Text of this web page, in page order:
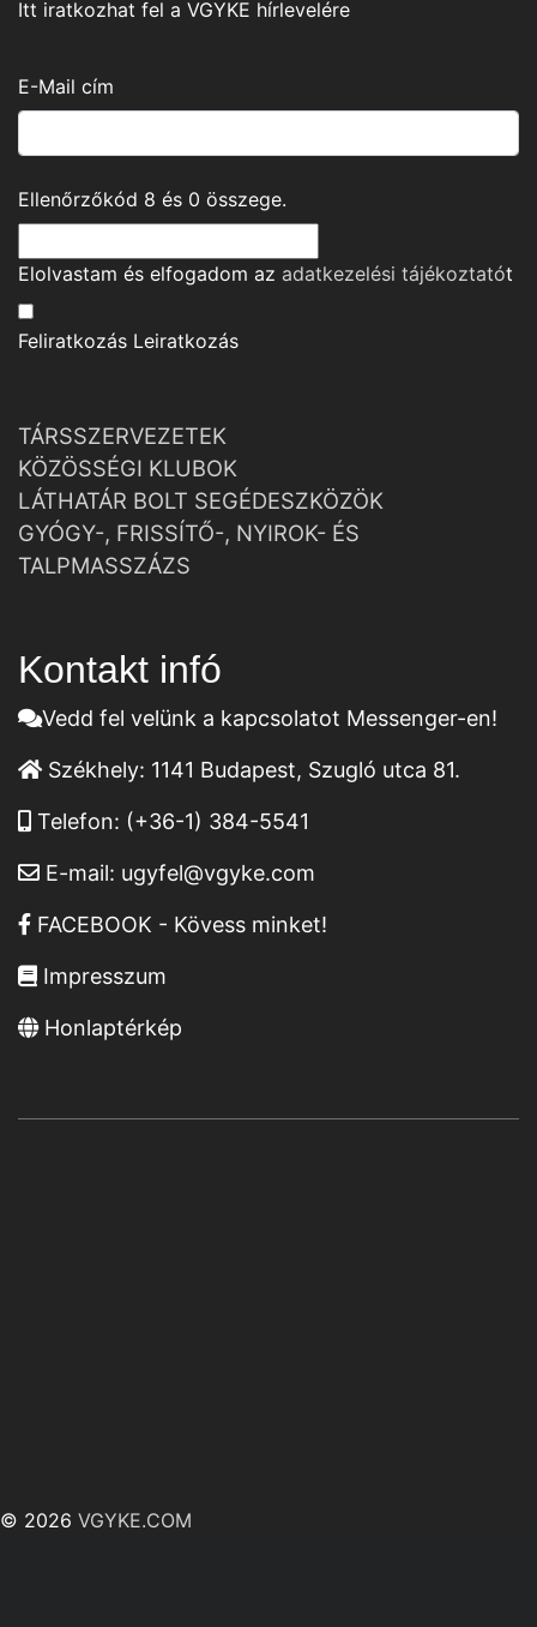
Itt iratkozhat fel a VGYKE hírlevelére
E-Mail cím
Ellenőrzőkód 8 és 0 összege.
Elolvastam és elfogadom az adatkezelési tájékoztatót
Feliratkozás Leiratkozás
TÁRSSZERVEZETEK
KÖZÖSSÉGI KLUBOK
LÁTHATÁR BOLT SEGÉDESZKÖZÖK
GYÓGY-, FRISSÍTŐ-, NYIROK- ÉS
TALPMASSZÁZS
Kontakt infó
Vedd fel velünk a kapcsolatot Messenger-en!
Székhely: 1141 Budapest, Szugló utca 81.
Telefon: (+36-1) 384-5541
E-mail: ugyfel@vgyke.com
FACEBOOK - Kövess minket!
Impresszum
Honlaptérkép
© 2026 VGYKE.COM